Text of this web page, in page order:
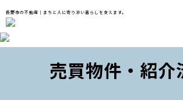
長野市の不動産｜まちと人に寄り添い暮らしを支えます。
おすすめ物件
売買物件・紹介